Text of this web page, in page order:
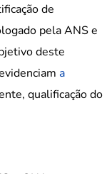
de
pela ANS e
deste
a
qualificação do